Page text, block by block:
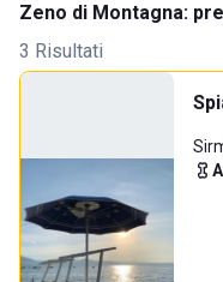
Zeno di Montagna:
3 Risultati